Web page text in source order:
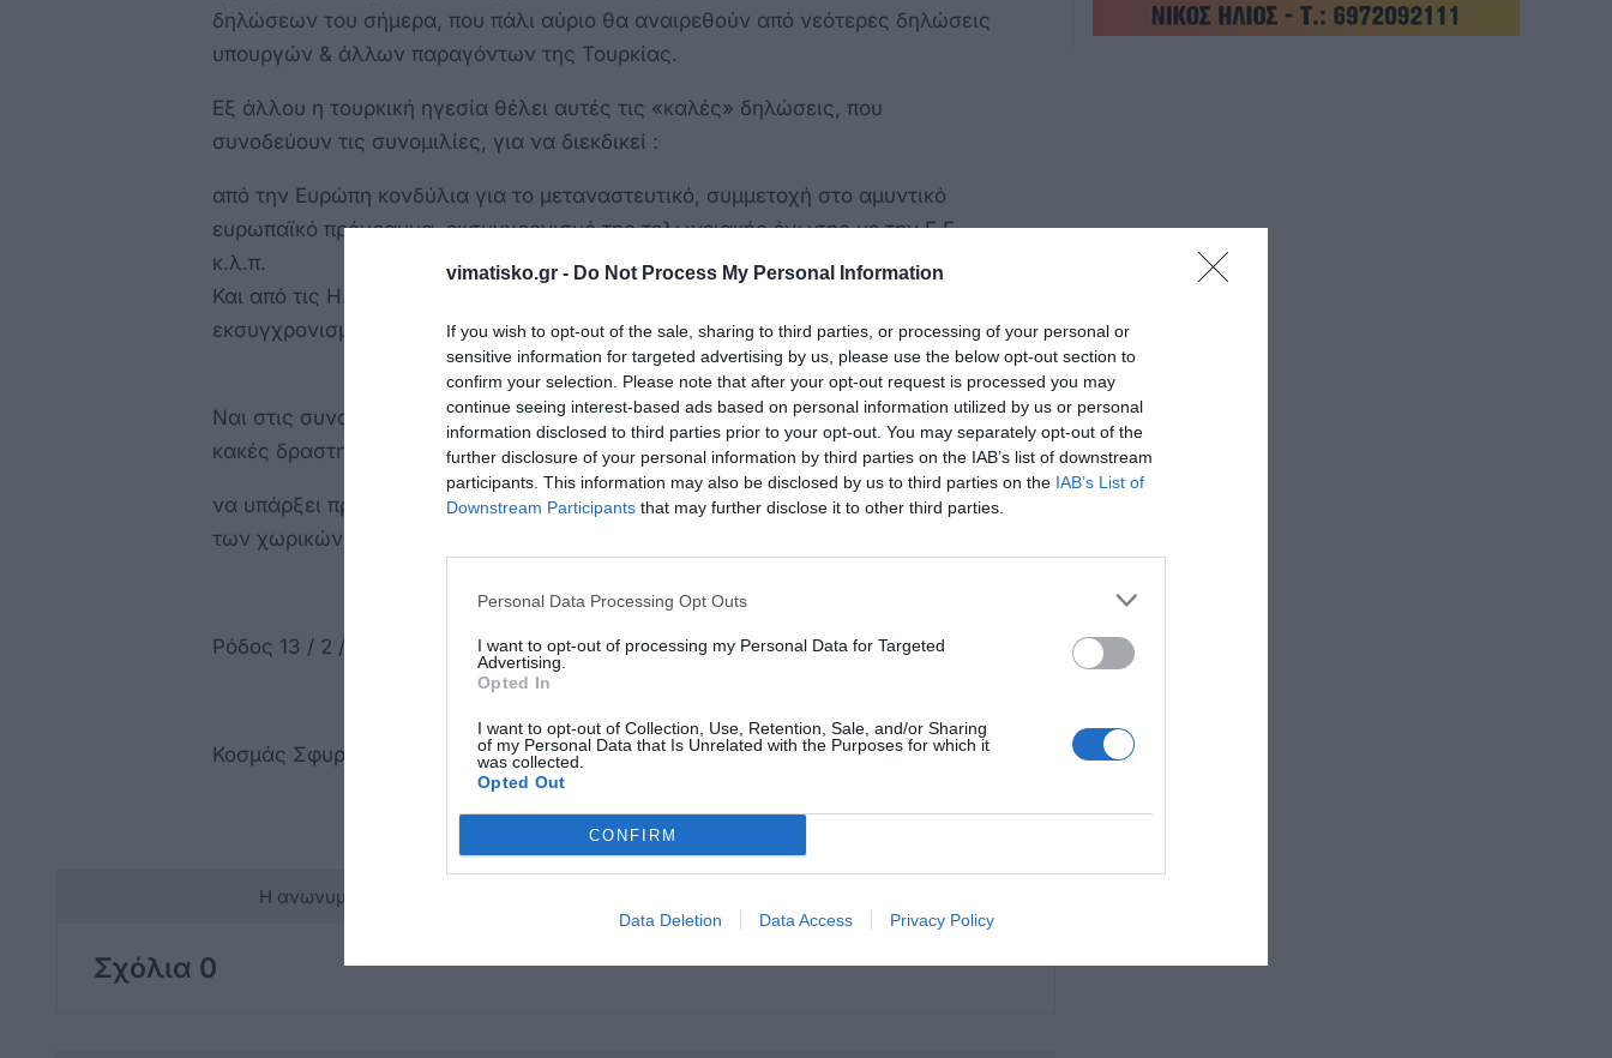
vimatisko.gr - Do Not Process My Personal Information
If you wish to opt-out of the sale, sharing to third parties, or processing of your personal or
sensitive information for targeted advertising by us, please use the below opt-out section to
confirm your selection. Please note that after your opt-out request is processed you may
continue seeing interest-based ads based on personal information utilized by us or personal
information disclosed to third parties prior to your opt-out. You may separately opt-out of the
further disclosure of your personal information by third parties on the IAB’s list of downstream
participants. This information may also be disclosed by us to third parties on the IAB’s List of
Downstream Participants that may further disclose it to other third parties.
Personal Data Processing Opt Outs
I want to opt-out of processing my Personal Data for Targeted
Advertising.
Opted In
I want to opt-out of Collection, Use, Retention, Sale, and/or Sharing
of my Personal Data that Is Unrelated with the Purposes for which it
was collected.
Opted Out
CONFIRM
Data Deletion Data Access Privacy Policy
δηλώσεων του σήμερα, που πάλι αύριο θα αναιρεθούν από νεότερες δηλώσεις
υπουργών & άλλων παραγόντων της Τουρκίας.
Εξ άλλου η τουρκική ηγεσία θέλει αυτές τις «καλές» δηλώσεις, που
συνοδεύουν τις συνομιλίες, για να διεκδικεί :
από την Ευρώπη κονδύλια για το μεταναστευτικό, συμμετοχή στο αμυντικό
ευρωπαϊκό πρόγραμμα, εκσυγχρονισμό της τελωνειακής ένωσης με την Ε.Ε
κ.λ.π.
Και από τις Η.Π.Α την συμμετοχή της στο πρόγραμμα των F35, του
εκσυγχρονισμού των αεροσκαφών F16 κ.λ.π.
Ναι στις συνομιλίες. Ναι στις καλές δηλώσεις, αλλά να μην αναιρούνται από
κακές δραστηριότητες στο πεδίο & βέβαια
να υπάρξει πρόοδος στην εφαρμογή του Διεθνούς Δικαίου, με : τον καθορισμό
των χωρικών υδάτων και την οριοθέτηση.
Ρόδος 13 / 2 / 26
Κοσμάς Σφυρίου.
Η ανωνυμία είναι το καλύτερο κρησφύγετο δειλίας και χυδαιότητας!
Σχόλια 0